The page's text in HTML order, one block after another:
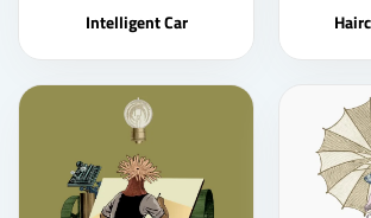
Intelligent Car